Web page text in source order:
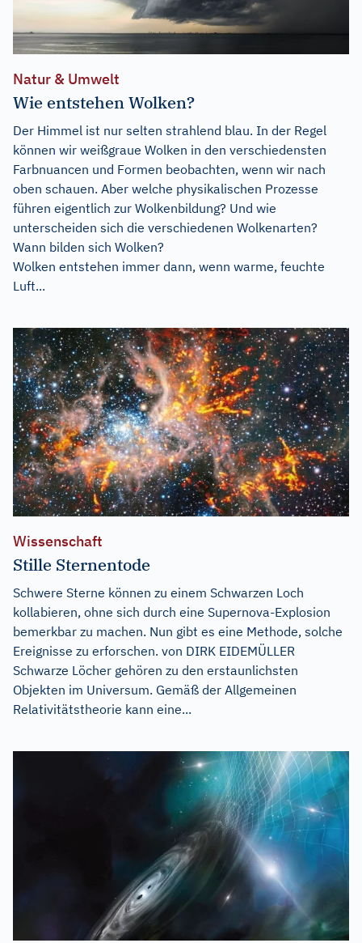
Natur & Umwelt
Wie entstehen Wolken?
Der Himmel ist nur selten strahlend blau. In der Regel
können wir weißgraue Wolken in den verschiedensten
Farbnuancen und Formen beobachten, wenn wir nach
oben schauen. Aber welche physikalischen Prozesse
führen eigentlich zur Wolkenbildung? Und wie
unterscheiden sich die verschiedenen Wolkenarten?
Wann bilden sich Wolken?
Wolken entstehen immer dann, wenn warme, feuchte
Luft...
Wissenschaft
Stille Sternentode
Schwere Sterne können zu einem Schwarzen Loch
kollabieren, ohne sich durch eine Supernova-Explosion
bemerkbar zu machen. Nun gibt es eine Methode, solche
Ereignisse zu erforschen. von DIRK EIDEMÜLLER
Schwarze Löcher gehören zu den erstaunlichsten
Objekten im Universum. Gemäß der Allgemeinen
Relativitätstheorie kann eine...